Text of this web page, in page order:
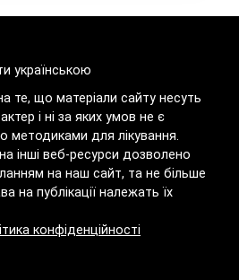
українською
те, що матеріали сайту несуть
і ні за яких умов не є
методиками для лікування.
інші веб-ресурси дозволено
на наш сайт, та не більше
на публікації належать їх
конфіденційності